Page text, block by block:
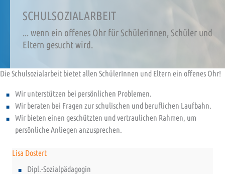
SCHULSOZIALARBEIT
... wenn ein offenes Ohr für Schülerinnen, Schüler und
Eltern gesucht wird.
Die Schulsozialarbeit bietet allen SchülerInnen und Eltern ein offenes Ohr!
Wir unterstützen bei persönlichen Problemen.
Wir beraten bei Fragen zur schulischen und beruflichen Laufbahn.
Wir bieten einen geschützten und vertraulichen Rahmen, um
persönliche Anliegen anzusprechen.
Lisa Dostert
Dipl.-Sozialpädagogin